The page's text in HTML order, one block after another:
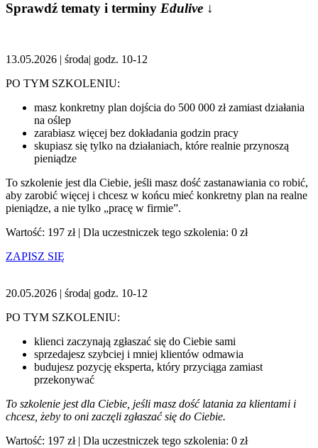
Sprawdź tematy i terminy Edulive ↓
13.05.2026 | środa| godz. 10-12
PO TYM SZKOLENIU:
masz konkretny plan dojścia do 500 000 zł zamiast działania
na oślep
zarabiasz więcej bez dokładania godzin pracy
skupiasz się tylko na działaniach, które realnie przynoszą
pieniądze
To szkolenie jest dla Ciebie, jeśli masz dość zastanawiania co robić,
aby zarobić więcej i chcesz w końcu mieć konkretny plan na realne
pieniądze, a nie tylko „pracę w firmie”.
Wartość: 197 zł | Dla uczestniczek tego szkolenia: 0 zł
ZAPISZ SIĘ
20.05.2026 | środa| godz. 10-12
PO TYM SZKOLENIU:
klienci zaczynają zgłaszać się do Ciebie sami
sprzedajesz szybciej i mniej klientów odmawia
budujesz pozycję eksperta, który przyciąga zamiast
przekonywać
To szkolenie jest dla Ciebie, jeśli masz dość latania za klientami i
chcesz, żeby to oni zaczęli zgłaszać się do Ciebie.
Wartość: 197 zł | Dla uczestniczek tego szkolenia: 0 zł